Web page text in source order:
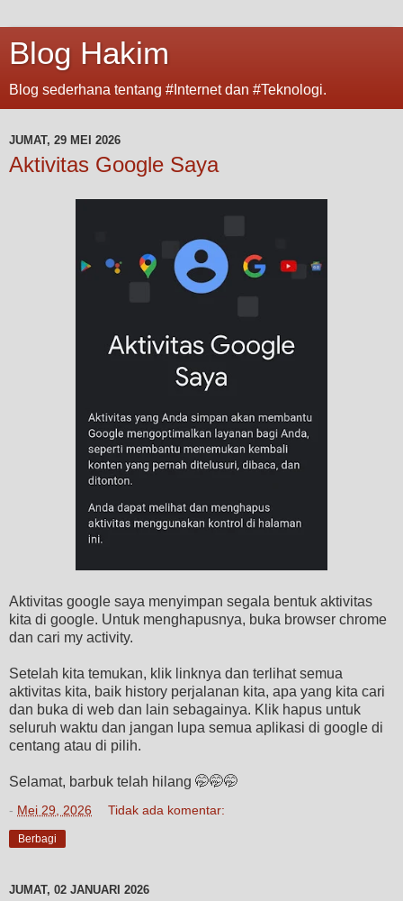
Blog Hakim
Blog sederhana tentang #Internet dan #Teknologi.
JUMAT, 29 MEI 2026
Aktivitas Google Saya
Aktivitas google saya menyimpan segala bentuk aktivitas
kita di google. Untuk menghapusnya, buka browser chrome
dan cari my activity.
Setelah kita temukan, klik linknya dan terlihat semua
aktivitas kita, baik history perjalanan kita, apa yang kita cari
dan buka di web dan lain sebagainya. Klik hapus untuk
seluruh waktu dan jangan lupa semua aplikasi di google di
centang atau di pilih.
Selamat, barbuk telah hilang 🤭🤭🤭
- Mei 29, 2026 Tidak ada komentar:
Berbagi
JUMAT, 02 JANUARI 2026